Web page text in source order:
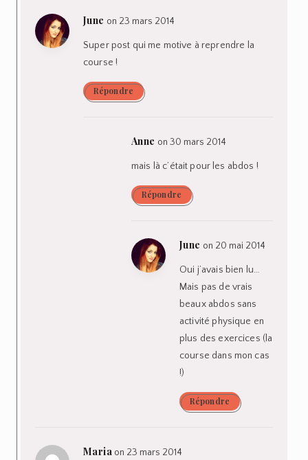
June on 23 mars 2014
Super post qui me motive à reprendre la
course !
Répondre
Anne on 30 mars 2014
mais là c’était pour les abdos !
Répondre
June on 20 mai 2014
Oui j’avais bien lu…
Mais pas de vrais
beaux abdos sans
activité physique en
plus des exercices (la
course dans mon cas
!)
Répondre
Maria on 23 mars 2014